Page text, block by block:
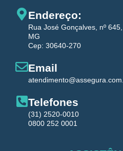
Endereço:
Rua José Gonçalves, nº
MG
Cep: 30640-270
Email
Telefones
(31) 2520-0010
0800 252 0001